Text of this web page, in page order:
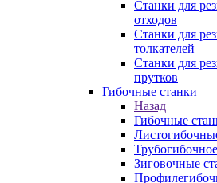
Станки для
отходов
Станки для
толкателей
Станки для
прутков
Гибочные станки
Назад
Гибочные
Зиговочные